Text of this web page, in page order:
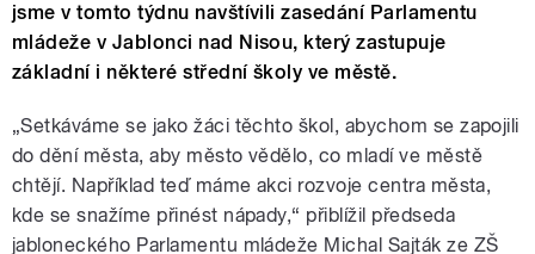
jsme v tomto týdnu navštívili zasedání Parlamentu
mládeže v Jablonci nad Nisou, který zastupuje
základní i některé střední školy ve městě.
„Setkáváme se jako žáci těchto škol, abychom se zapojili
do dění města, aby město vědělo, co mladí ve městě
chtějí. Například teď máme akci rozvoje centra města,
kde se snažíme přinést nápady,“ přiblížil předseda
jabloneckého Parlamentu mládeže Michal Sajták ze ZŠ